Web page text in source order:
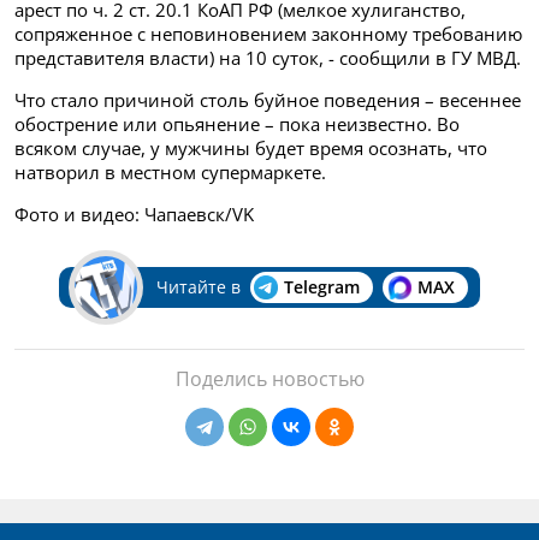
арест по ч. 2 ст. 20.1 КоАП РФ (мелкое хулиганство,
сопряженное с неповиновением законному требованию
представителя власти) на 10 суток, - сообщили в ГУ МВД.
Что стало причиной столь буйное поведения – весеннее
обострение или опьянение – пока неизвестно. Во
всяком случае, у мужчины будет время осознать, что
натворил в местном супермаркете.
Фото и видео: Чапаевск/VK
Читайте в Telegram MAX
Поделись новостью